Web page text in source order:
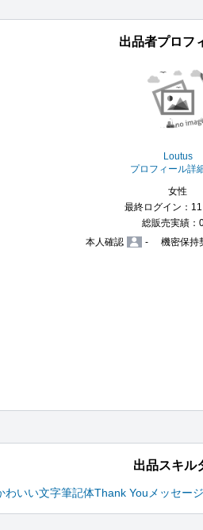
出品者プロフ
Loutus
プロフィール詳
女性
最終ログイン：
総販売実績：
本人確認
- 機密保持
出品スキル
わいい文字筆記体Thank Youメッセージ